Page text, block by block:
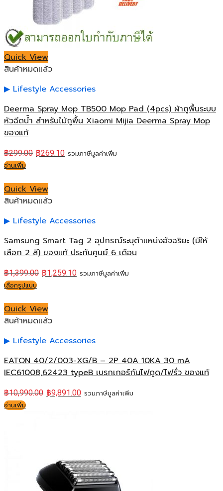
Quick View
สินค้าหมดแล้ว
Lifestyle Accessories
Deerma Spray Mop TB500 Mop Pad (4pcs) ผ้าถูพื้นระบบ
หัวฉีดน้ำ สำหรับไม้ถูพื้น Xiaomi Mijia Deerma Spray Mop
ของแท้
฿299.00 ฿269.10 รวมภาษีมูลค่าเพิ่ม
อ่านเพิ่ม
Quick View
สินค้าหมดแล้ว
Lifestyle Accessories
Samsung Smart Tag 2 อุปกรณ์ระบุตำแหน่งอัจฉริยะ (มีให้
เลือก 2 สี) ของแท้ ประกันศูนย์ 6 เดือน
฿1,399.00 ฿1,259.10 รวมภาษีมูลค่าเพิ่ม
เลือกรูปแบบ
Quick View
สินค้าหมดแล้ว
Lifestyle Accessories
EATON 40/2/003-XG/B – 2P 40A 10KA 30 mA
IEC61008,62423 typeB เบรกเกอร์กันไฟดูด/ไฟรั่ว ของแท้
฿10,990.00 ฿9,891.00 รวมภาษีมูลค่าเพิ่ม
อ่านเพิ่ม